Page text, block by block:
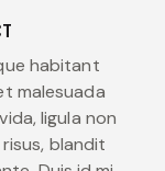
habitant
malesuada
ligula non
blandit